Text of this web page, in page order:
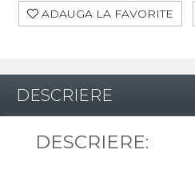
ADAUGA LA FAVORITE
DESCRIERE
DESCRIERE: